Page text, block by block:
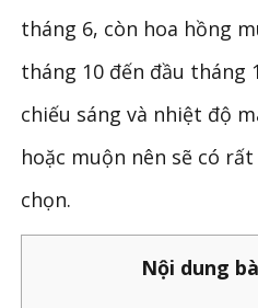
tháng 6, còn hoa hồng
tháng 10 đến đầu tháng
chiếu sáng và nhiệt độ
hoặc muộn nên sẽ có
chọn.
Nội dung